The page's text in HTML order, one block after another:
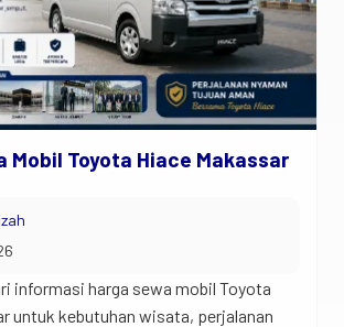
Mobil Toyota Hiace Makassar
informasi harga sewa mobil Toyota
untuk kebutuhan wisata, perjalanan